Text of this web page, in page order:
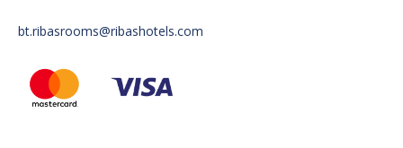
bt.ribasrooms@ribashotels.com